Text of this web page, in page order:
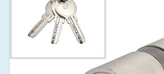
S2 CILINDERSLOTEN IN IEDERE
GEWENSTE MAAT MET